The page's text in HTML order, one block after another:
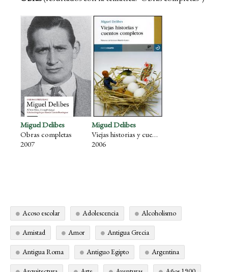
Miguel Delibes
Obras completas
2007
Miguel Delibes
Viejas historias y cuentos completos
2006
Acoso escolar Adolescencia Alcoholismo
Amistad Amor Antigua Grecia
Antigua Roma Antiguo Egipto Argentina